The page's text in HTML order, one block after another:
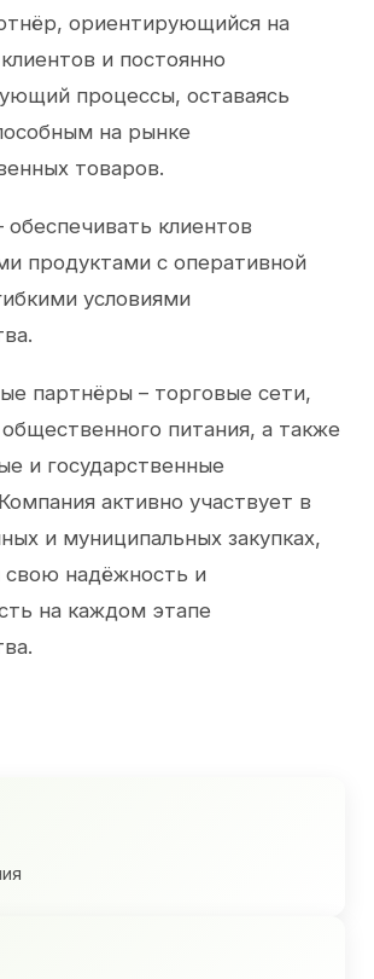
ориентирующийся на
и постоянно
процессы, оставаясь
на рынке
товаров.
клиентов
продуктами с оперативной
условиями
партнёры – торговые сети,
питания, а также
и государственные
активно участвует в
и муниципальных закупках,
надёжность и
на каждом этапе